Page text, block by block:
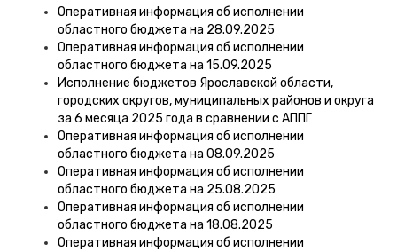
Оперативная информация об исполнении
областного бюджета на 28.09.2025
Оперативная информация об исполнении
областного бюджета на 15.09.2025
Исполнение бюджетов Ярославской области,
городских округов, муниципальных районов и округа
за 6 месяца 2025 года в сравнении с АППГ
Оперативная информация об исполнении
областного бюджета на 08.09.2025
Оперативная информация об исполнении
областного бюджета на 25.08.2025
Оперативная информация об исполнении
областного бюджета на 18.08.2025
Оперативная информация об исполнении